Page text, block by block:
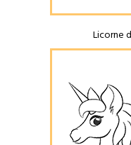
Licorne